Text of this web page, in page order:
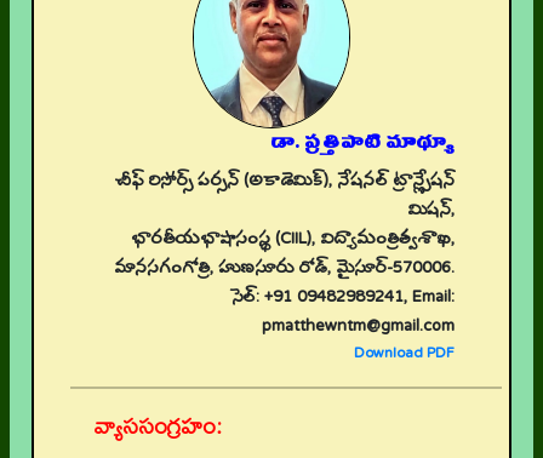
డా. ప్రత్తిపాటి మాథ్యూ
చీఫ్ రిసోర్స్ పర్సన్ (అకాడెమిక్), నేషనల్ ట్రాన్స్లేషన్
మిషన్,
భారతీయభాషాసంస్థ (CIIL), విద్యామంత్రిత్వశాఖ,
మానసగంగోత్రి, హుణసూరు రోడ్, మైసూర్-570006.
సెల్: +91 09482989241, Email:
pmatthewntm@gmail.com
Download PDF
వ్యాససంగ్రహం: